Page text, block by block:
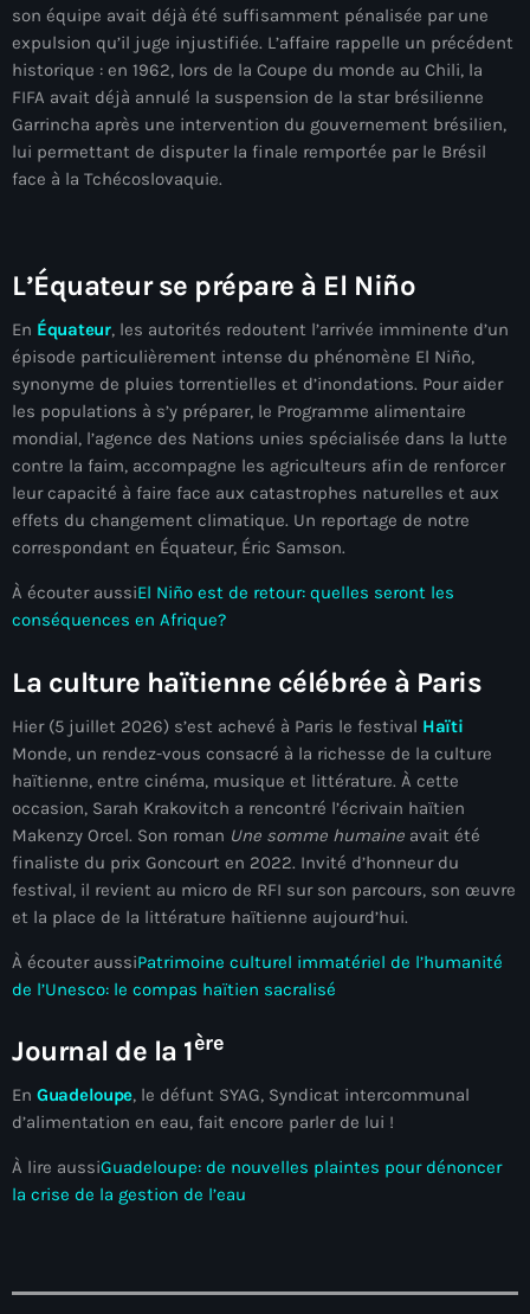
Archives
août 2026
juillet 2026
mai 2026
avril 2026
mars 2026
février 2026
janvier 2026
décembre 2025
novembre 2025
octobre 2025
août 2025
juillet 2025
juin 2025
mai 2025
avril 2025
mars 2025
février 2025
décembre 2024
novembre 2024
septembre 2024
juillet 2024
son équipe avait déjà été suffisamment pénalisée par une
expulsion qu’il juge injustifiée. L’affaire rappelle un précédent
historique : en 1962, lors de la Coupe du monde au Chili, la
FIFA avait déjà annulé la suspension de la star brésilienne
Garrincha après une intervention du gouvernement brésilien,
lui permettant de disputer la finale remportée par le Brésil
face à la Tchécoslovaquie.
L’Équateur se prépare à El Niño
En Équateur, les autorités redoutent l’arrivée imminente d’un
épisode particulièrement intense du phénomène El Niño,
synonyme de pluies torrentielles et d’inondations. Pour aider
les populations à s’y préparer, le Programme alimentaire
mondial, l’agence des Nations unies spécialisée dans la lutte
contre la faim, accompagne les agriculteurs afin de renforcer
leur capacité à faire face aux catastrophes naturelles et aux
effets du changement climatique. Un reportage de notre
correspondant en Équateur, Éric Samson.
À écouter aussiEl Niño est de retour: quelles seront les
conséquences en Afrique?
La culture haïtienne célébrée à Paris
Hier (5 juillet 2026) s’est achevé à Paris le festival Haïti
Monde, un rendez-vous consacré à la richesse de la culture
haïtienne, entre cinéma, musique et littérature. À cette
occasion, Sarah Krakovitch a rencontré l’écrivain haïtien
Makenzy Orcel. Son roman Une somme humaine avait été
finaliste du prix Goncourt en 2022. Invité d’honneur du
festival, il revient au micro de RFI sur son parcours, son œuvre
et la place de la littérature haïtienne aujourd’hui.
À écouter aussiPatrimoine culturel immatériel de l’humanité
de l’Unesco: le compas haïtien sacralisé
Journal de la 1ère
En Guadeloupe, le défunt SYAG, Syndicat intercommunal
d’alimentation en eau, fait encore parler de lui !
À lire aussiGuadeloupe: de nouvelles plaintes pour dénoncer
la crise de la gestion de l’eau